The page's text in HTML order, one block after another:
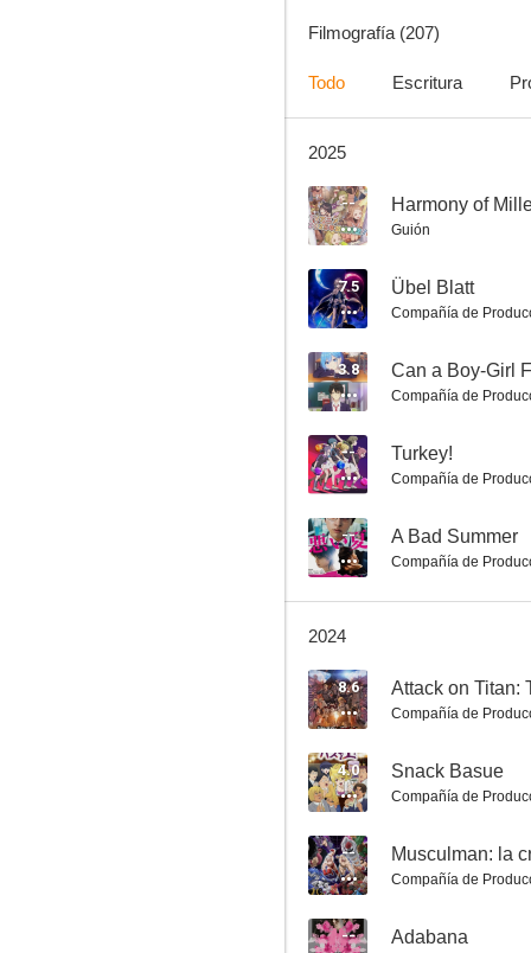
8.5
Yumemiru Danshi wa Genjitsushugisha
Filmografía (207)
Todo Escritura
2025
-- Harmony of
Guión
7.5 Übel Blatt
Compañía de
3.8
Compañía de
-- Turkey!
Compañía de
-- A Bad Summer
Compañía de
2024
8.6 Attack on Titan:
Compañía de
4.0 Snack Basue
Compañía de
--
Compañía de
-- Adabana